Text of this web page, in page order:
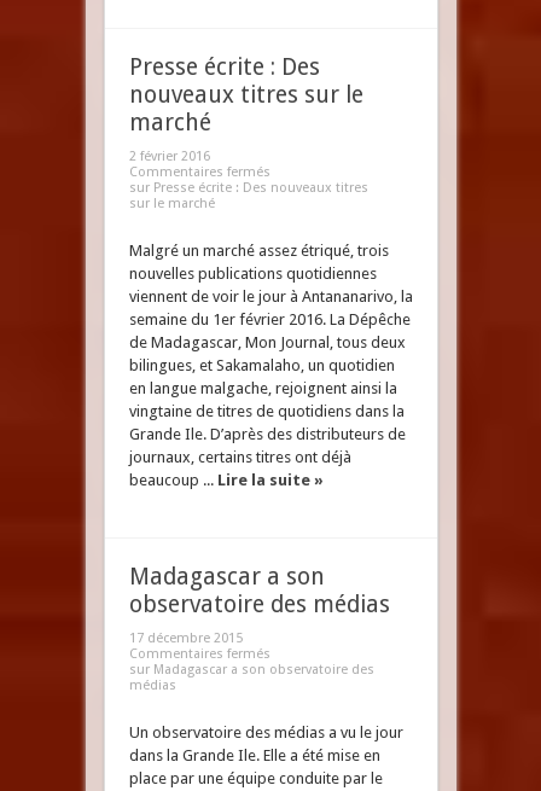
Presse écrite : Des
nouveaux titres sur le
marché
2 février 2016
Commentaires fermés
sur Presse écrite : Des nouveaux titres
sur le marché
Malgré un marché assez étriqué, trois
nouvelles publications quotidiennes
viennent de voir le jour à Antananarivo, la
semaine du 1er février 2016. La Dépêche
de Madagascar, Mon Journal, tous deux
bilingues, et Sakamalaho, un quotidien
en langue malgache, rejoignent ainsi la
vingtaine de titres de quotidiens dans la
Grande Ile. D’après des distributeurs de
journaux, certains titres ont déjà
beaucoup ... Lire la suite »
Madagascar a son
observatoire des médias
17 décembre 2015
Commentaires fermés
sur Madagascar a son observatoire des
médias
Un observatoire des médias a vu le jour
dans la Grande Ile. Elle a été mise en
place par une équipe conduite par le